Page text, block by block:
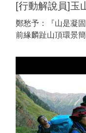
[行動解說員]玉
鄭愁予：『山是凝
前緣麟趾山頂環景